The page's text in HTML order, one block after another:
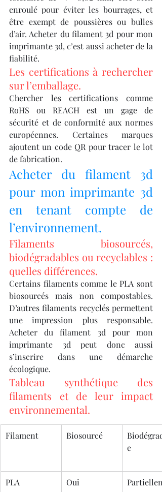
enroulé pour éviter les bourrages, et
être exempt de poussières ou bulles
d’air. Acheter du filament 3d pour mon
imprimante 3d, c’est aussi acheter de la
fiabilité.
Les certifications à rechercher
sur l’emballage.
Chercher les certifications comme
RoHS ou REACH est un gage de
sécurité et de conformité aux normes
européennes. Certaines marques
ajoutent un code QR pour tracer le lot
de fabrication.
Acheter du filament 3d
pour mon imprimante 3d
en tenant compte de
l’environnement.
Filaments biosourcés,
biodégradables ou recyclables :
quelles différences.
Certains filaments comme le PLA sont
biosourcés mais non compostables.
D’autres filaments recyclés permettent
une impression plus responsable.
Acheter du filament 3d pour mon
imprimante 3d peut donc aussi
s’inscrire dans une démarche
écologique.
Tableau synthétique des
filaments et de leur impact
environnemental.
Filament Biosourcé
e
PLA Oui